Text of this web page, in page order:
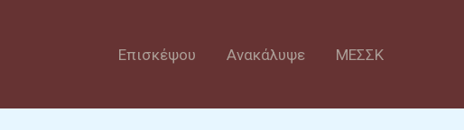
Επισκέψου Ανακάλυψε ΜΕΣΣΚ